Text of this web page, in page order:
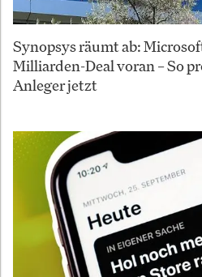
Synopsys räumt ab:
Milliarden-Deal voran – So
Anleger jetzt